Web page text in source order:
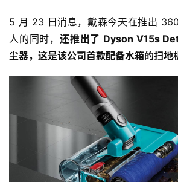
5 月 23 日消息，戴森今天在推出
人的同时， 还推出了 Dyson V15s
尘器，这是该公司首款配备水箱的扫地